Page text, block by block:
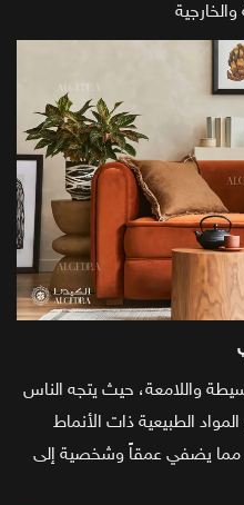
واللامعة، حيث يتجه الناس
الطبيعية ذات الأنماط
مما يضفي عمقاً وشخصية إلى